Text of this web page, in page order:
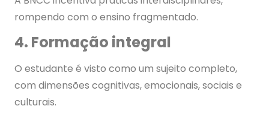
rompendo com o ensino fragmentado.
4. Formação integral
O estudante é visto como um sujeito completo,
com dimensões cognitivas, emocionais, sociais e
culturais.